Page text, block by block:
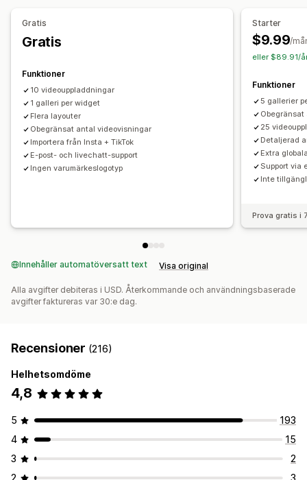
Popup-fönster
Analysverktyg
Gratis
Gratis
Funktioner
10 videouppladdningar
1 galleri per widget
Flera layouter
Obegränsat antal videovisningar
Importera från Insta + TikTok
E-post- och livechatt-support
Ingen varumärkeslogotyp
Starter
$9.99/
eller $89.91/
Funktioner
5 gallerier
25
Detaljerad
Extra
Support via
Inte
Prova gratis i
Innehåller automatöversatt text Visa original
Alla avgifter debiteras i USD. Återkommande och användningsbaserade
avgifter faktureras var 30:e dag.
Recensioner (216)
Helhetsomdöme
4,8
5
193
4
15
3
2